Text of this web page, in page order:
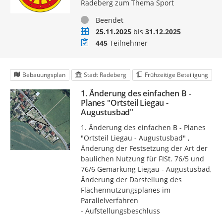
Radeberg zum Thema Sport
StatusBeendet
Zeitraum25.11.2025bis 31.12.2025
Teilnehmer
445Teilnehmer
Bebauungsplan Stadt Radeberg Frühzeitige Beteiligung
1. Änderung des einfachen B -
Planes "Ortsteil Liegau -
Augustusbad"
1. Änderung des einfachen B - Planes
"Ortsteil Liegau - Augustusbad" ,
Änderung der Festsetzung der Art der
baulichen Nutzung für FISt. 76/5 und
76/6 Gemarkung Liegau - Augustusbad,
Änderung der Darstellung des
Flächennutzungsplanes im
Parallelverfahren
- Aufstellungsbeschluss